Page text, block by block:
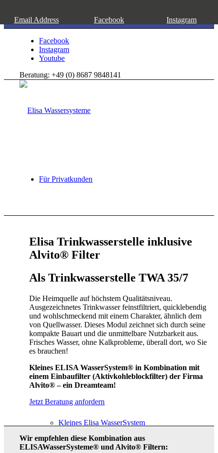
Facebook
Instagram
Youtube
Beratung: +49 (0) 8687 9848141
Für Privatkunden
Hauswasseranlage
HWA 90/12
Kleines Elisa WasserSystem
Elisa Trinkwasserstelle inklusive
Alvito® Filter
Als Trinkwasserstelle TWA 35/7
Die Heimquelle auf höchstem Qualitätsniveau.
Ausgezeichnetes Trinkwasser feinstfiltriert, quicklebendig
und wohlschmeckend mit einem Charakter, ähnlich dem
von Quellwasser. Dieses Modul zeichnet sich durch seine
kompakte Bauart und die unmittelbare Nutzbarkeit aus.
Frisches Wasser, ohne Kalkprobleme, überall dort, wo Sie
es brauchen!
Kleines ELISA WasserSystem® in Kombination mit
einem Einbaufilter (Aktivkohleblockfilter) der Firma
Alvito® – ein Dreamteam!
Jetzt Beratung anfordern
Wir empfehlen diese Kombination aus
ELISAWasserSysteme® und Alvito® Filtern:
Email Address Facebook Instagram